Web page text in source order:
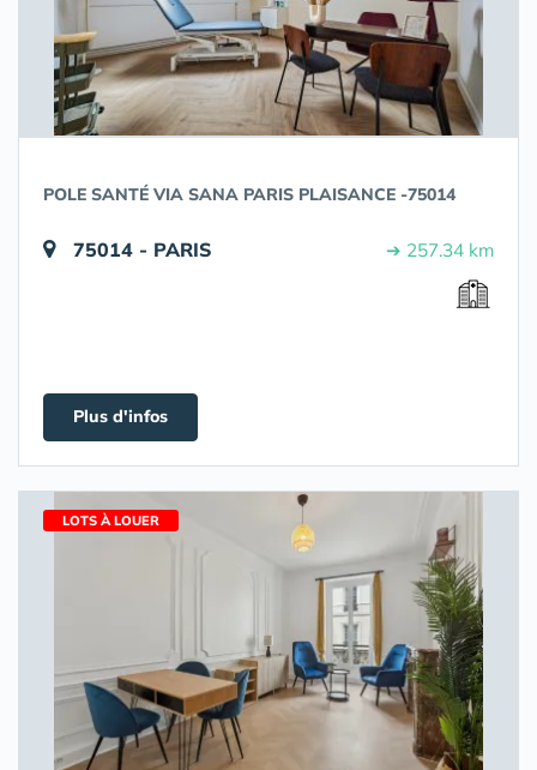
POLE SANTÉ VIA SANA PARIS PLAISANCE -75014
75014 - PARIS ➔ 257.34 km
Plus d'infos
LOTS À LOUER